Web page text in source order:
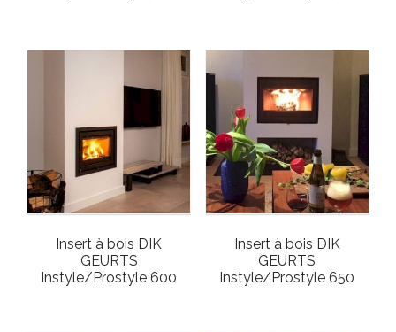
Insert à bois DIK
GEURTS
Instyle/Prostyle 600
Insert à bois DIK
GEURTS
Instyle/Prostyle 650